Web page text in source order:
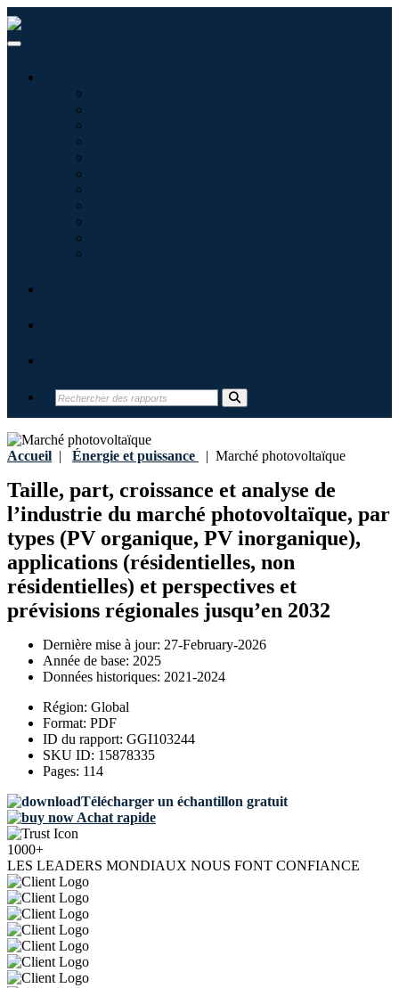
Accueil | Énergie et puissance | Marché photovoltaïque
Taille, part, croissance et analyse de
l’industrie du marché photovoltaïque, par
types (PV organique, PV inorganique),
applications (résidentielles, non
résidentielles) et perspectives et
prévisions régionales jusqu’en 2032
Dernière mise à jour: 27-February-2026
Année de base: 2025
Données historiques: 2021-2024
Région: Global
Format: PDF
ID du rapport: GGI103244
SKU ID: 15878335
Pages: 114
Télécharger un échantillon gratuit
Achat rapide
1000+
LES LEADERS MONDIAUX NOUS FONT CONFIANCE